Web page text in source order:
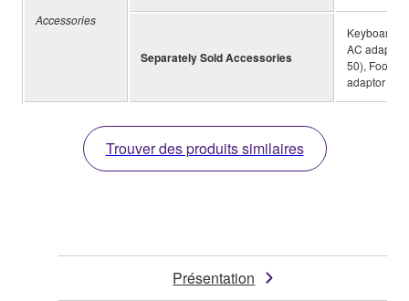
Accessories
Separately Sold Accessories
Keyboard
AC adaptor
50), Foot
adaptor
Trouver des produits similaires
Présentation